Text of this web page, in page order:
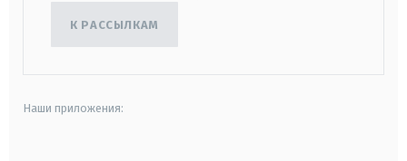
К РАССЫЛКАМ
Наши приложения: